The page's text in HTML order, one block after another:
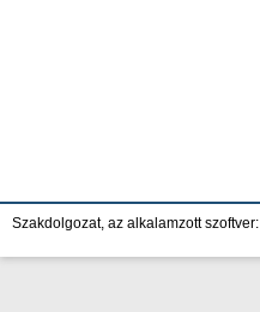
Szakdolgozat, az alkalamzott szoftver: